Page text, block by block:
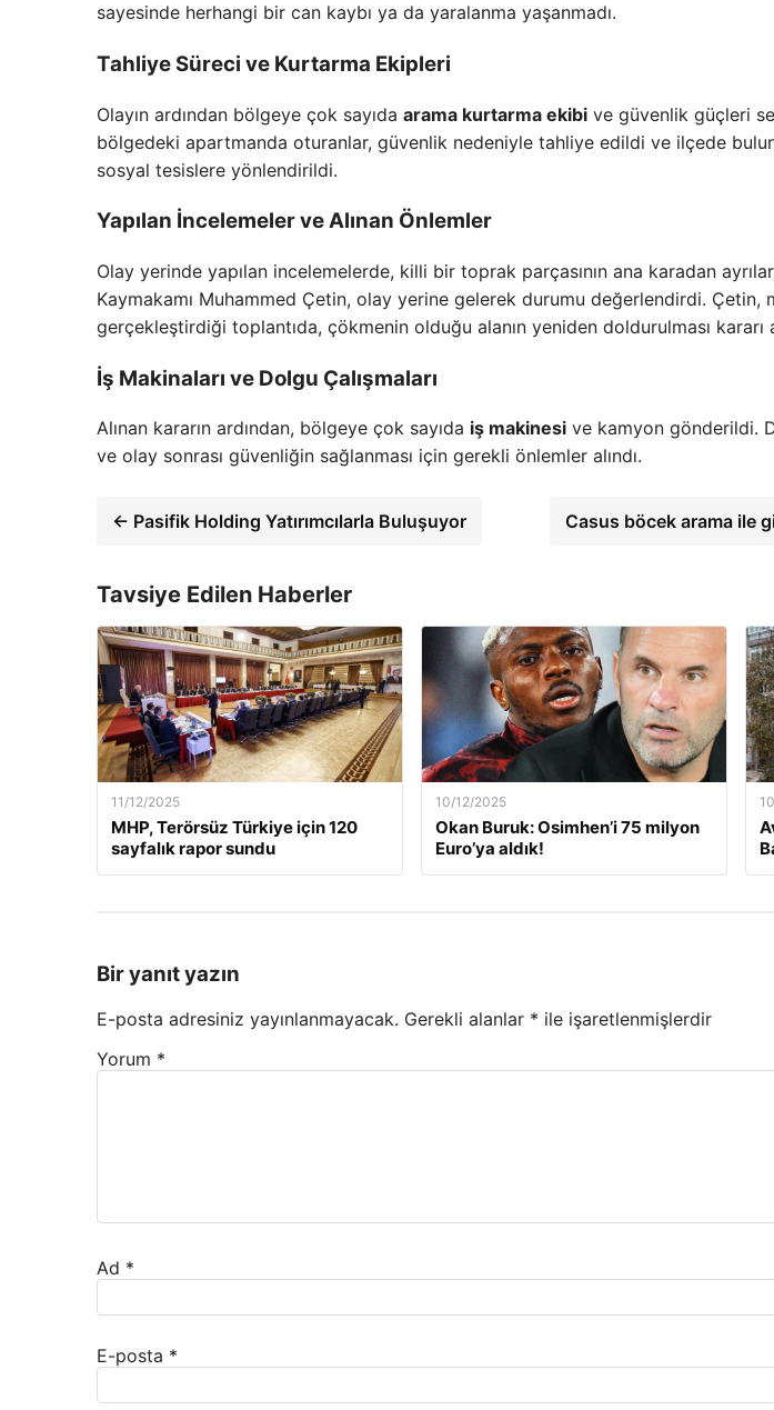
sayesinde herhangi bir can kaybı ya da yaralanma yaşanmadı.
Tahliye Süreci ve Kurtarma Ekipleri
Olayın ardından bölgeye çok sayıda arama kurtarma ekibi ve güvenlik güçleri
bölgedeki apartmanda oturanlar, güvenlik nedeniyle tahliye edildi ve ilçede
sosyal tesislere yönlendirildi.
Yapılan İncelemeler ve Alınan Önlemler
Olay yerinde yapılan incelemelerde, killi bir toprak parçasının ana karadan
Kaymakamı Muhammed Çetin, olay yerine gelerek durumu değerlendirdi.
gerçekleştirdiği toplantıda, çökmenin olduğu alanın yeniden doldurulması kararı
İş Makinaları ve Dolgu Çalışmaları
Alınan kararın ardından, bölgeye çok sayıda iş makinesi ve kamyon gönderildi.
ve olay sonrası güvenliğin sağlanması için gerekli önlemler alındı.
← Pasifik Holding Yatırımcılarla Buluşuyor Casus böcek arama ile
Tavsiye Edilen Haberler
11/12/2025
MHP, Terörsüz Türkiye için 120
sayfalık rapor sundu
10/12/2025
Okan Buruk: Osimhen’i 75 milyon
Euro’ya aldık!
Bir yanıt yazın
E-posta adresiniz yayınlanmayacak. Gerekli alanlar * ile işaretlenmişlerdir
Yorum *
Ad *
E-posta *